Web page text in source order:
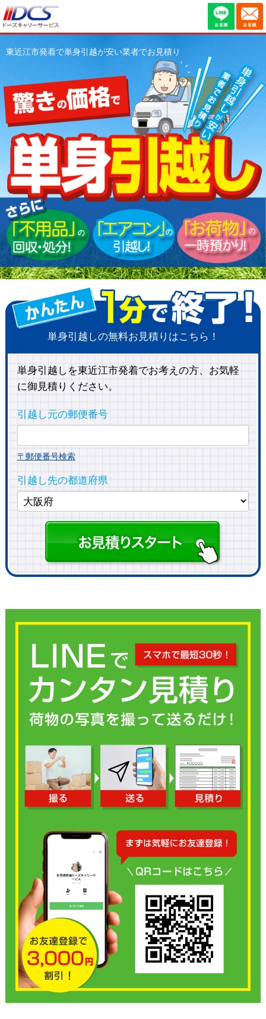
東近江市発着で単身引越が安い業者でお見積り
単身引越しの無料お見積りはこちら！
単身引越しを東近江市発着でお考えの方、お気軽
に御見積りください。
引越し元の郵便番号
〒郵便番号検索
引越し先の都道府県